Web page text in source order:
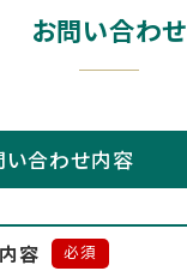
お問い合わせ
い合わせ内容
容 必須